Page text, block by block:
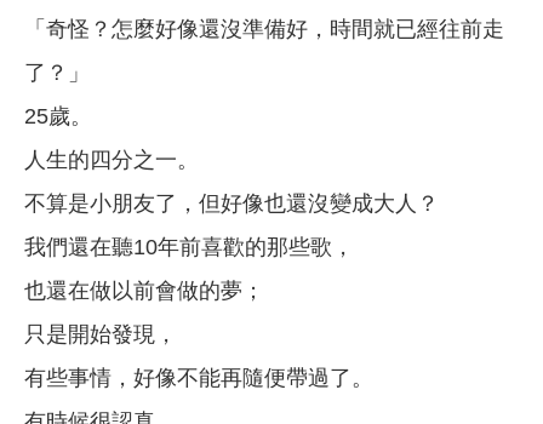
「奇怪？怎麼好像還沒準備好，時間就已經往前走
了？」
25歲。
人生的四分之一。
不算是小朋友了，但好像也還沒變成大人？
我們還在聽10年前喜歡的那些歌，
也還在做以前會做的夢；
只是開始發現，
有些事情，好像不能再隨便帶過了。